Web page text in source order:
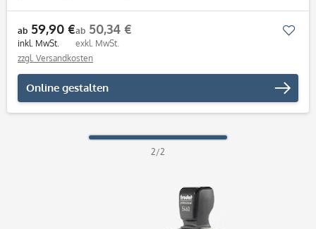
ab 59,90 €
inkl. MwSt.
ab 50,34 €
exkl. MwSt.
zzgl. Versandkosten
Online gestalten
2/2